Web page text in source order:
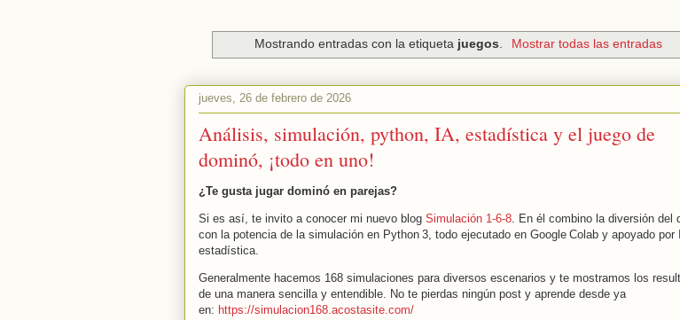
Mostrando entradas con la etiqueta juegos. Mostrar todas las entradas
jueves, 26 de febrero de 2026
Análisis, simulación, python, IA, estadística y el juego de
dominó, ¡todo en uno!
¿Te gusta jugar dominó en parejas?
Si es así, te invito a conocer mi nuevo blog Simulación 1‑6‑8 . En él combino la diversión del
con la potencia de la simulación en Python 3, todo ejecutado en Google Colab y apoyado por
estadística.
Generalmente hacemos 168 simulaciones para diversos escenarios y te mostramos los
de una manera sencilla y entendible. No te pierdas ningún post y aprende desde ya
en: https://simulacion168.acostasite.com/